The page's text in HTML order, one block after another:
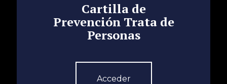
Cartilla de
Prevención Trata de
Personas
Acceder